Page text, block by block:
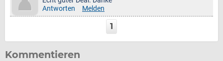
Antworten
Melden
1
Kommentieren